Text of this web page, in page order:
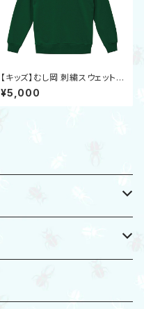
【キッズ】むし岡 刺繍スウェット
［グリーン］
¥5,000